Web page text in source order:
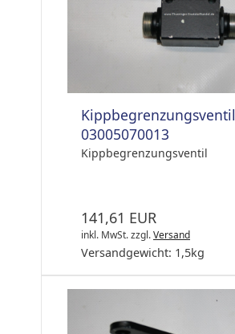
Kippbegrenzungsventil
03005070013
Kippbegrenzungsventil
141,61 EUR
inkl. MwSt.zzgl.Versand
Versandgewicht: 1,5kg